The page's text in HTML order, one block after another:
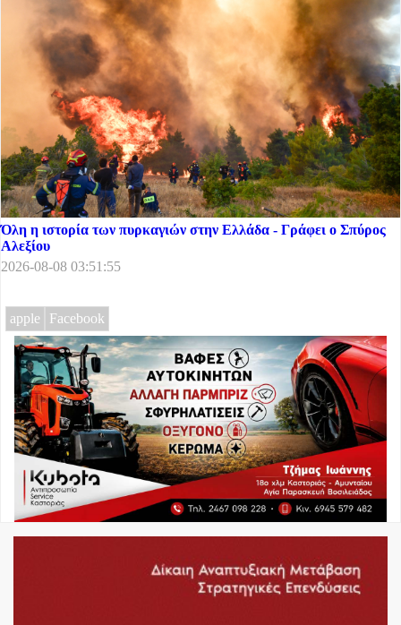
Όλη η ιστορία των πυρκαγιών στην Ελλάδα - Γράφει ο Σπύρος
Αλεξίου
2026-08-08 03:51:55
apple Facebook